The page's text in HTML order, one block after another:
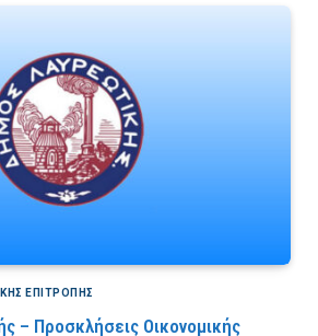
ΕΠΙΤΡΟΠΉΣ
– Προσκλήσεις Οικονομικής